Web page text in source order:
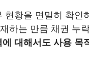
황을 면밀히 확인
하는 만큼 채권 누
대해서도 사용 목